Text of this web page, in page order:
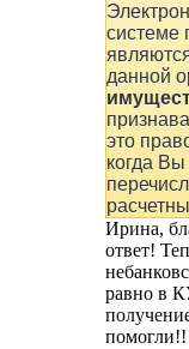
системе
данной
это
когда
Ирина,
ответ!
равно в
помогли!!